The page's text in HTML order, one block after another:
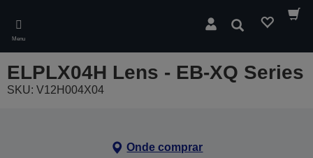
main
content
Menu
Pesquisar
ELPLX04H Lens - EB-XQ Series
SKU: V12H004X04
Onde comprar